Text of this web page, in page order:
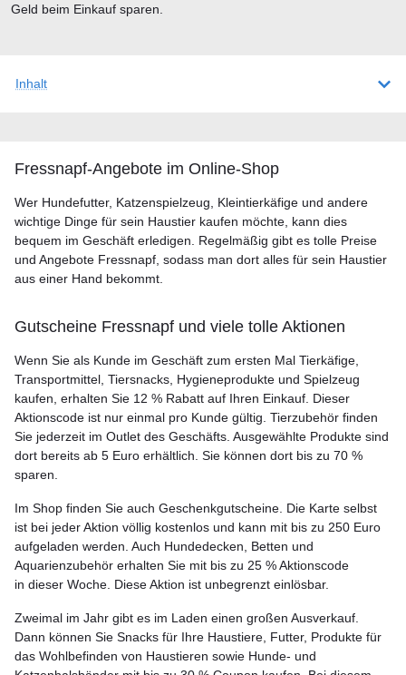
Inhalt
Fressnapf-Angebote im Online-Shop
Wer Hundefutter, Katzenspielzeug, Kleintierkäfige und andere
wichtige Dinge für sein Haustier kaufen möchte, kann dies
bequem im Geschäft erledigen. Regelmäßig gibt es tolle Preise
und Angebote Fressnapf, sodass man dort alles für sein Haustier
aus einer Hand bekommt.
Gutscheine Fressnapf und viele tolle Aktionen
Wenn Sie als Kunde im Geschäft zum ersten Mal Tierkäfige,
Transportmittel, Tiersnacks, Hygieneprodukte und Spielzeug
kaufen, erhalten Sie 12 % Rabatt auf Ihren Einkauf. Dieser
Aktionscode ist nur einmal pro Kunde gültig. Tierzubehör finden
Sie jederzeit im Outlet des Geschäfts. Ausgewählte Produkte sind
dort bereits ab 5 Euro erhältlich. Sie können dort bis zu 70 %
sparen.
Im Shop finden Sie auch Geschenkgutscheine. Die Karte selbst
ist bei jeder Aktion völlig kostenlos und kann mit bis zu 250 Euro
aufgeladen werden. Auch Hundedecken, Betten und
Aquarienzubehör erhalten Sie mit bis zu 25 % Aktionscode
in dieser Woche. Diese Aktion ist unbegrenzt einlösbar.
Zweimal im Jahr gibt es im Laden einen großen Ausverkauf.
Dann können Sie Snacks für Ihre Haustiere, Futter, Produkte für
das Wohlbefinden von Haustieren sowie Hunde- und
Geld beim Einkauf sparen.